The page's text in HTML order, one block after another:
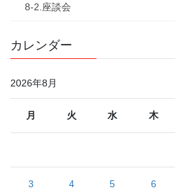
8-2.座談会
カレンダー
2026年8月
月 火 水 木
3 4 5 6